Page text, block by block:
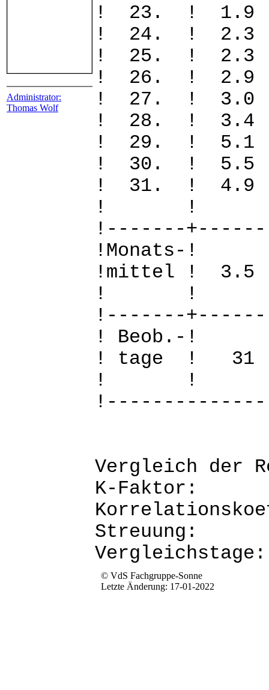
Administrator:
Thomas Wolf
! 23. !
! 24. !
! 25. !
! 26. ! 2.9
! 27. !
! 28. ! 3.4
! 29. ! 5.1
! 30. ! 5.5
! 31. ! 4.9
!
!-------
!mittel ! 3.5
!
!-------
!
! tage !
!
Vergleich der
K-
© VdS Fachgruppe-Sonne
Letzte Änderung: 17-01-2022